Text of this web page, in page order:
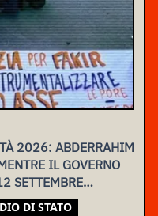
2026: ABDERRAHIM
IL GOVERNO
SETTEMBRE
DI STATO